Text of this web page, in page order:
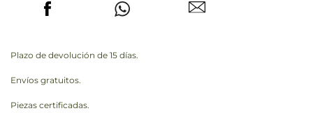
Plazo de devolución de 15 días.
Envíos gratuitos.
Piezas certificadas.